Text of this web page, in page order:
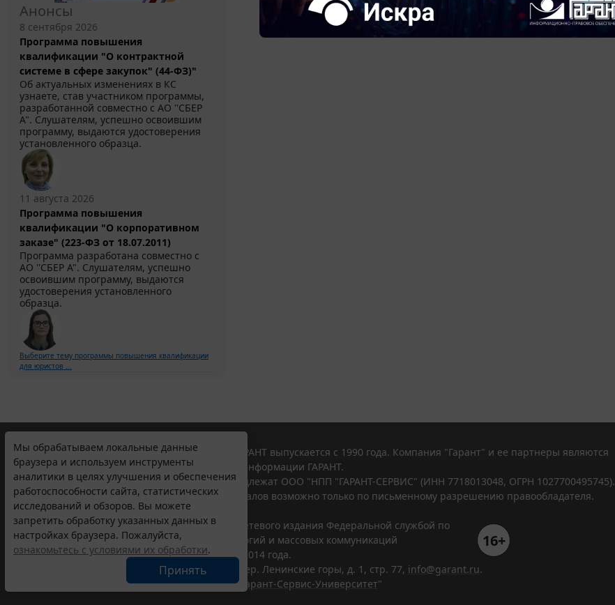
Анонсы
8 сентября 2026
Программа повышения
квалификации "О контрактной
системе в сфере закупок" (44-ФЗ)"
Об актуальных изменениях в КС
узнаете, став участником программы,
разработанной совместно с АО ''СБЕР
А". Слушателям, успешно освоившим
программу, выдаются удостоверения
установленного образца.
11 августа 2026
Программа повышения
квалификации "О корпоративном
заказе" (223-ФЗ от 18.07.2011)
Программа разработана совместно с
АО ''СБЕР А". Слушателям, успешно
освоившим программу, выдаются
удостоверения установленного
образца.
Выберите тему программы повышения квалификации
для юристов ...
Мы обрабатываем локальные данные
браузера и используем инструменты
аналитики в целях улучшения и обеспечения
работоспособности сайта, статистических
исследований и обзоров. Вы можете
запретить обработку указанных данных в
настройках браузера. Пожалуйста,
ознакомьтесь с условиями их обработки.
Принять
© ООО "НПП "ГАРАНТ-СЕРВИС", 2026. Система ГАРАНТ выпускается с 1990 года. Компания "Гарант" и ее партнеры являются
участниками Российской ассоциации правовой информации ГАРАНТ.
Все права на материалы сайта ГАРАНТ.РУ принадлежат ООО "НПП "ГАРАНТ-СЕРВИС" (ИНН 7718013048, ОГРН 1027700495745).
Полное или частичное воспроизведение материалов возможно только по письменному разрешению правообладателя.
Правила использования портала.
Портал ГАРАНТ.РУ зарегистрирован в качестве сетевого издания Федеральной службой по
надзору в сфере связи,информационных технологий и массовых коммуникаций
(Роскомнадзором), Эл № ФС77-58365 от 18 июня 2014 года.
16+
ООО "НПП "ГАРАНТ-СЕРВИС", 119234, г. Москва, тер. Ленинские горы, д. 1, стр. 77, info@garant.ru.
Разработчик ЭПС Система ГАРАНТ – ООО "НПП "
Гарант-Сервис-Университет"